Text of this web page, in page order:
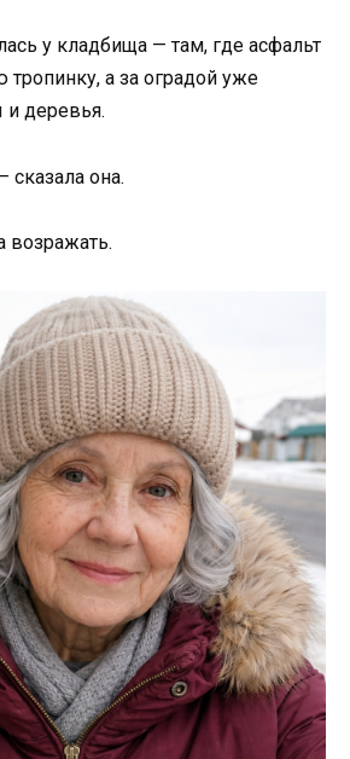
у кладбища — там, где асфальт
тропинку, а за оградой уже
и деревья.
она.
возражать.